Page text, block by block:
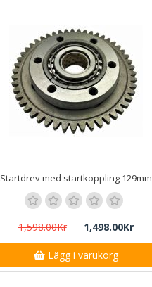
Startdrev med startkoppling 129mm
1,598.00Kr 1,498.00Kr
Lägg i varukorg